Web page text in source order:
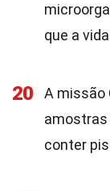
que a
20
A missão
amostras
conter